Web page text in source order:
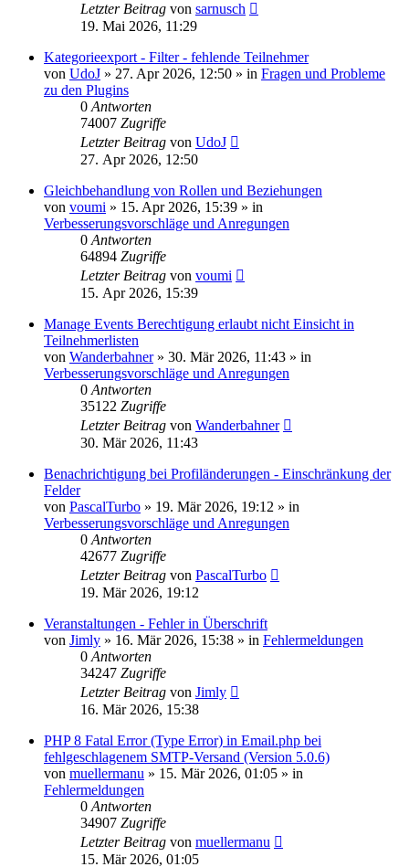
Letzter Beitrag von sarnusch
19. Mai 2026, 11:29
Kategorieexport - Filter - fehlende Teilnehmer
von UdoJ » 27. Apr 2026, 12:50 » in Fragen und Probleme
zu den Plugins
0 Antworten
74007 Zugriffe
Letzter Beitrag von UdoJ
27. Apr 2026, 12:50
Gleichbehandlung von Rollen und Beziehungen
von voumi » 15. Apr 2026, 15:39 » in
Verbesserungsvorschläge und Anregungen
0 Antworten
64894 Zugriffe
Letzter Beitrag von voumi
15. Apr 2026, 15:39
Manage Events Berechtigung erlaubt nicht Einsicht in
Teilnehmerlisten
von Wanderbahner» 30. Mär 2026, 11:43 » in
Verbesserungsvorschläge und Anregungen
0 Antworten
35122 Zugriffe
Letzter Beitrag von Wanderbahner
30. Mär 2026, 11:43
Benachrichtigung bei Profiländerungen - Einschränkung der
Felder
von PascalTurbo » 19. Mär 2026, 19:12 » in
Verbesserungsvorschläge und Anregungen
0 Antworten
42677 Zugriffe
Letzter Beitrag von PascalTurbo
19. Mär 2026, 19:12
Veranstaltungen - Fehler in Überschrift
von Jimly » 16. Mär 2026, 15:38 » in Fehlermeldungen
0 Antworten
34247 Zugriffe
Letzter Beitrag von Jimly
16. Mär 2026, 15:38
PHP 8 Fatal Error (Type Error) in Email.php bei
fehlgeschlagenem SMTP-Versand (Version 5.0.6)
von muellermanu » 15. Mär 2026, 01:05 » in
Fehlermeldungen
0 Antworten
34907 Zugriffe
Letzter Beitrag von muellermanu
15. Mär 2026, 01:05